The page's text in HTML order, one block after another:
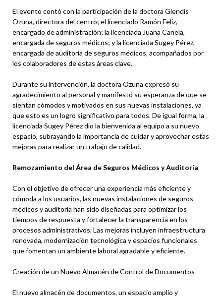
El evento contó con la participación de la doctora Glendis
Ozuna, directora del centro; el licenciado Ramón Feliz,
encargado de administración; la licenciada Juana Canela,
encargada de seguros médicos; y la licenciada Sugey Pérez,
encargada de auditoría de seguros médicos, acompañados por
los colaboradores de estas áreas clave.
Durante su intervención, la doctora Ozuna expresó su
agradecimiento al personal y manifestó su esperanza de que se
sientan cómodos y motivados en sus nuevas instalaciones, ya
que esto es un logro significativo para todos. De igual forma, la
licenciada Sugey Pérez dio la bienvenida al equipo a su nuevo
espacio, subrayando la importancia de cuidar y aprovechar estas
mejoras para realizar un trabajo de calidad.
Remozamiento del Área de Seguros Médicos y Auditoría
Con el objetivo de ofrecer una experiencia más eficiente y
cómoda a los usuarios, las nuevas instalaciones de seguros
médicos y auditoría han sido diseñadas para optimizar los
tiempos de respuesta y fortalecer la transparencia en los
procesos administrativos. Las mejoras incluyen infraestructura
renovada, modernización tecnológica y espacios funcionales
que fomentan un ambiente laboral agradable y eficiente.
Creación de un Nuevo Almacén de Control de Documentos
El nuevo almacén de documentos, un espacio amplio y